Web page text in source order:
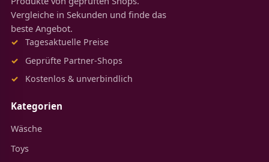
Vergleiche in Sekunden und finde das
beste Angebot.
Tagesaktuelle Preise
Geprüfte Partner-Shops
Kostenlos & unverbindlich
Kategorien
Wäsche
Toys